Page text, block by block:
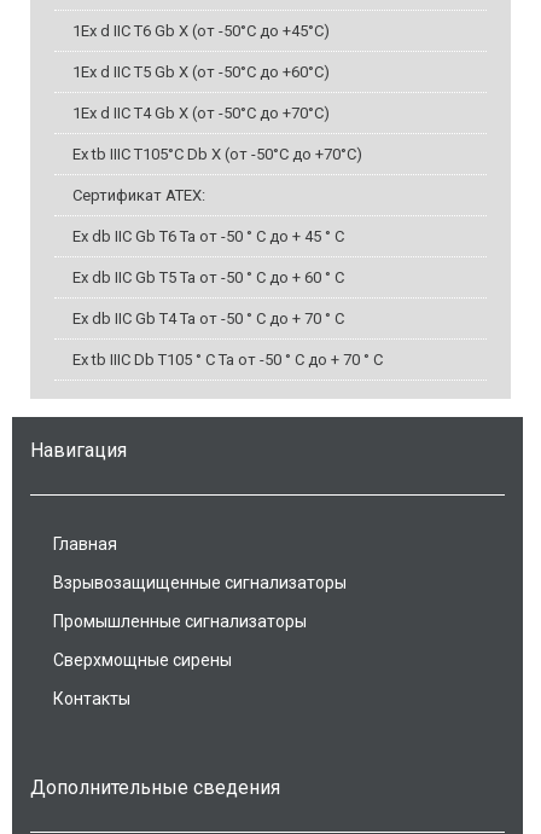
1Ex d IIС T6 Gb X (от -50°C до +45°C)
1Ex d IIС T5 Gb X (от -50°C до +60°C)
1Ex d IIС T4 Gb X (от -50°C до +70°C)
Ex tb IIIС T105°C Db X (от -50°C до +70°C)
Сертификат ATEX:
Ex db IIC Gb T6 Ta от -50 ° C до + 45 ° C
Ex db IIC Gb T5 Ta от -50 ° C до + 60 ° C
Ex db IIC Gb T4 Ta от -50 ° C до + 70 ° C
Ex tb IIIC Db T105 ° C Ta от -50 ° C до + 70 ° C
Навигация
Главная
Взрывозащищенные сигнализаторы
Промышленные сигнализаторы
Сверхмощные сирены
Контакты
Дополнительные сведения